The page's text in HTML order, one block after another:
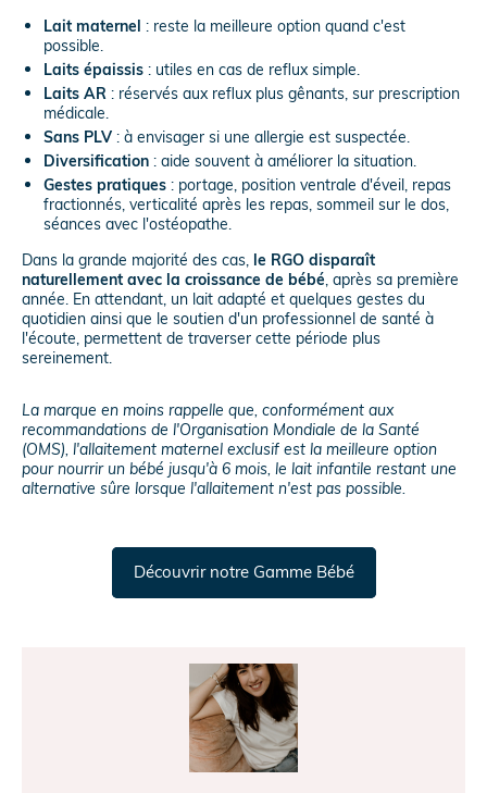
Lait maternel : reste la meilleure option quand c'est
possible.
Laits épaissis : utiles en cas de reflux simple.
Laits AR : réservés aux reflux plus gênants, sur prescription
médicale.
Sans PLV : à envisager si une allergie est suspectée.
Diversification : aide souvent à améliorer la situation.
Gestes pratiques : portage, position ventrale d'éveil, repas
fractionnés, verticalité après les repas, sommeil sur le dos,
séances avec l'ostéopathe.
Dans la grande majorité des cas, le RGO disparaît
naturellement avec la croissance de bébé, après sa première
année. En attendant, un lait adapté et quelques gestes du
quotidien ainsi que le soutien d'un professionnel de santé à
l'écoute, permettent de traverser cette période plus
sereinement.
La marque en moins rappelle que, conformément aux
recommandations de l'Organisation Mondiale de la Santé
(OMS), l'allaitement maternel exclusif est la meilleure option
pour nourrir un bébé jusqu'à 6 mois, le lait infantile restant une
alternative sûre lorsque l'allaitement n'est pas possible.
Découvrir notre Gamme Bébé